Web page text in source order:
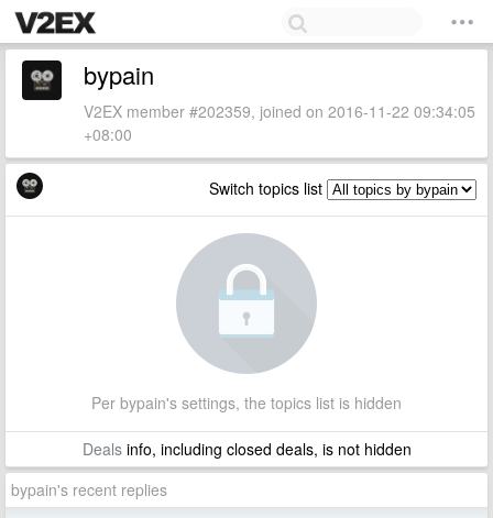
bypain
V2EX member #202359, joined on 2016-11-22 09:34:05
+08:00
Switch topics list
Per bypain's settings, the topics list is hidden
Dealsinfo, including closed deals, is not hidden
bypain's recent replies